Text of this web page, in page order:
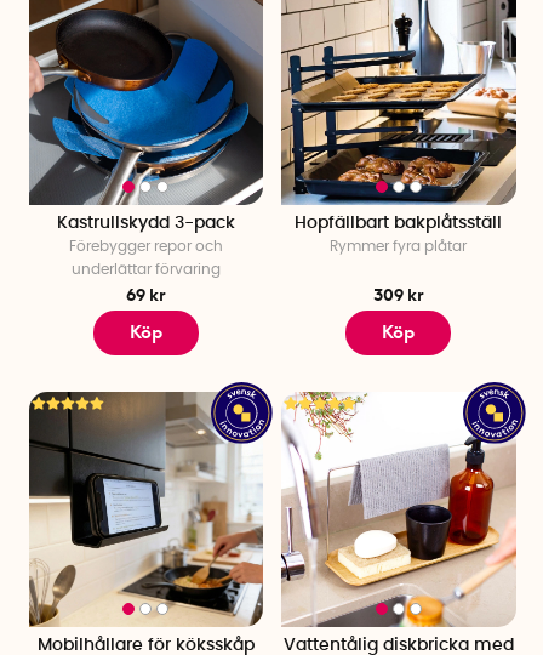
Kastrullskydd 3-pack
Förebygger repor och
underlättar förvaring
69 kr
Köp
Hopfällbart bakplåtsställ
Rymmer fyra plåtar
309 kr
Köp
Mobilhållare för köksskåp
Vattentålig diskbricka med